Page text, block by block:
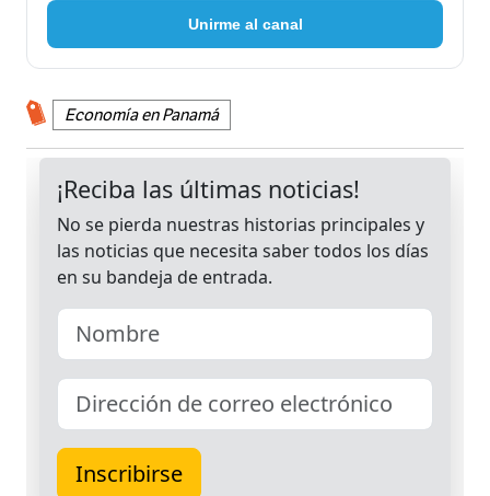
Unirme al canal
Economía en Panamá